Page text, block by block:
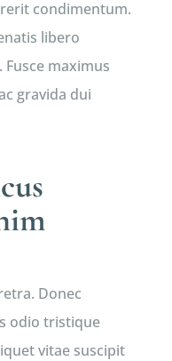
condimentum.
libero
maximus
gravida dui
Donec
odio tristique
vitae suscipit